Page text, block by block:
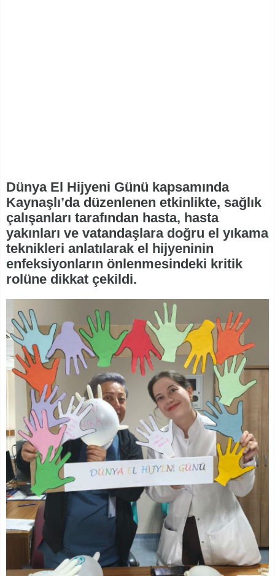
Dünya El Hijyeni Günü kapsamında
Kaynaşlı’da düzenlenen etkinlikte, sağlık
çalışanları tarafından hasta, hasta
yakınları ve vatandaşlara doğru el yıkama
teknikleri anlatılarak el hijyeninin
enfeksiyonların önlenmesindeki kritik
rolüne dikkat çekildi.